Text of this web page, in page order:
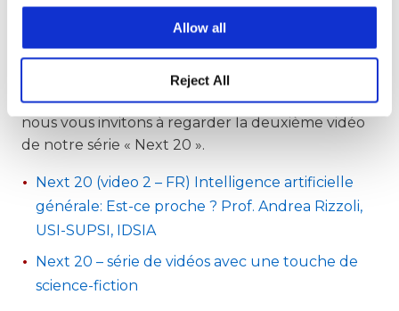
Allow all
Reject All
Si vous souhaitez approfondir le sujet de
l’intelligence artificielle et examiner de plus près
le concept d’intelligence dans son ensemble,
nous vous invitons à regarder la deuxième vidéo
de notre série « Next 20 ».
Next 20 (video 2 – FR) Intelligence artificielle
générale: Est-ce proche ? Prof. Andrea Rizzoli,
USI-SUPSI, IDSIA
Next 20 – série de vidéos avec une touche de
science-fiction